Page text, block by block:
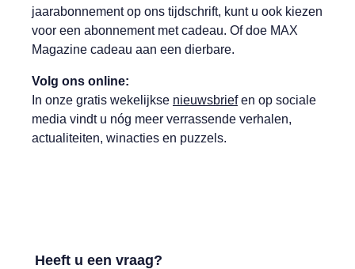
jaarabonnement op ons tijdschrift, kunt u ook kiezen
voor een abonnement met cadeau. Of doe MAX
Magazine cadeau aan een dierbare.
Volg ons online:
In onze gratis wekelijkse nieuwsbriefen op sociale
media vindt u nóg meer verrassende verhalen,
actualiteiten, winacties en puzzels.
Heeft u een vraag?